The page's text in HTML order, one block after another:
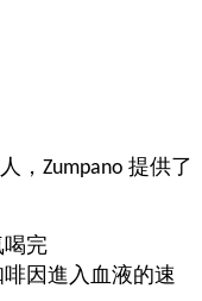
，Zumpano 提供了
喝完
因進入血液的速